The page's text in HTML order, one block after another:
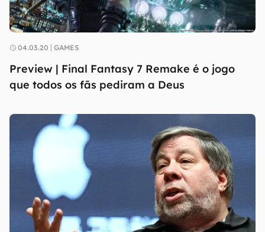
04.03.20 GAMES
Preview | Final Fantasy 7 Remake é o jogo
que todos os fãs pediram a Deus